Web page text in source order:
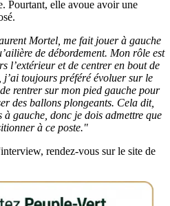
Pourtant, elle avoue avoir une
Mortel, me fait jouer à gauche
de débordement. Mon rôle est
l’extérieur et de centrer en bout de
toujours préféré évoluer sur le
rentrer sur mon pied gauche pour
des ballons plongeants. Cela dit,
à gauche, donc je dois admettre que
à ce poste."
rendez-vous sur le site de